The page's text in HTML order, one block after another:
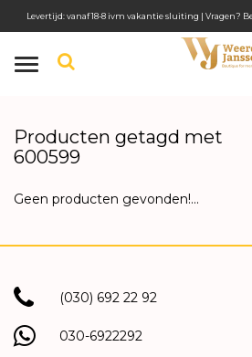
Toggle
Levertijd: vanaf 18-8 ivm vakantie sluiting | Vragen?
Producten getagd met
600599
Geen producten gevonden!...
(030) 692 22 92
030-6922292